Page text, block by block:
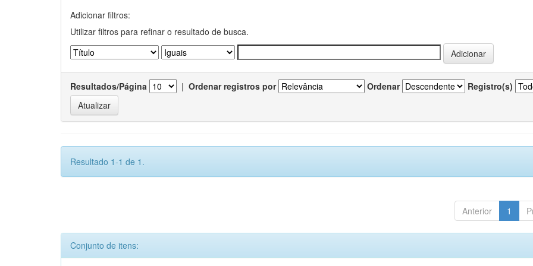
Adicionar filtros:
Utilizar filtros para refinar o resultado de busca.
Resultados/Página | Ordenar registros por Ordenar Registro(s)
Resultado 1-1 de 1.
Anterior 1
Conjunto de itens: